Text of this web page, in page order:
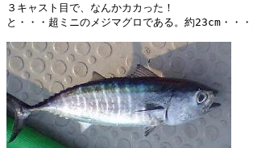
３キャスト目で、なんかカカった！
と・・・超ミニのメジマグロである。約23cm・・・